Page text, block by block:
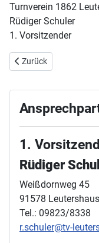
Turnverein 1862
Rüdiger Schuler
1. Vorsitzender
Vorheriger Beitrag:
Zurück
1.
Rüdiger
Weißdornweg 45
91578
Tel.: 09823/8338
r.schuler@tv-